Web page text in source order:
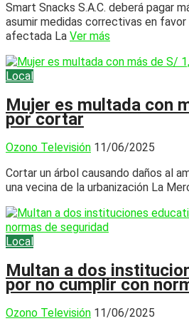
Smart Snacks S.A.C. deberá pagar
asumir medidas correctivas en
afectada La Ver más
Local
Mujer es multada con
por cortar
Ozono Televisión 11/06/2025
Cortar un árbol causando daños al
una vecina de la urbanización La
Local
Multan a dos
por no cumplir con
Ozono Televisión 11/06/2025